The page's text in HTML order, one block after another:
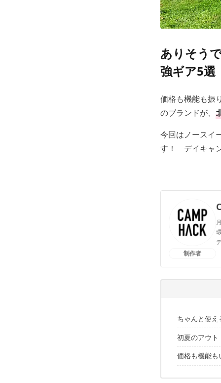
ありそう
強ギア5選
価格も機能も振
のブランドが、
今回はノースイ
す！ デイキャン
制作者
ちゃんと使え
初夏のアウト
ハンモッ
公園やピ
価格も機能も
良コスパ